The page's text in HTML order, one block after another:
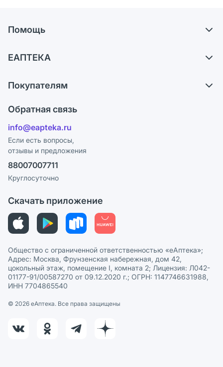
Помощь
Самовывоз из аптек
Ответы на вопросы
Блог
ЕАПТЕКА
Карьера
Поставщики
Лицензия
Реклама на сайте
Ваши товары на ЕАПТЕКЕ
Покупателям
Программа СберСпасибо
Политика конфиденциальности
Пользовательское соглашение
Политика рекомендаций
Этика и соответствие
Политика в отношении обработки персональных данных
Обратная связь
info@eapteka.ru
Если есть вопросы,
отзывы и предложения
88007007711
Круглосуточно
Скачать приложение
Общество с ограниченной ответственностью «еАптека»;
Адрес: Москва, Фрунзенская набережная, дом 42,
цокольный этаж, помещение I, комната 2; Лицензия: Л042-
01177-91/00587270 от 09.12.2020 г.; ОГРН: 1147746631988,
ИНН 7704865540
© 2026 eАптека. Все права защищены